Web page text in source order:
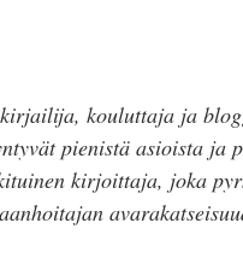
kouluttaja ja
pienistä asioista ja
kirjoittaja, joka